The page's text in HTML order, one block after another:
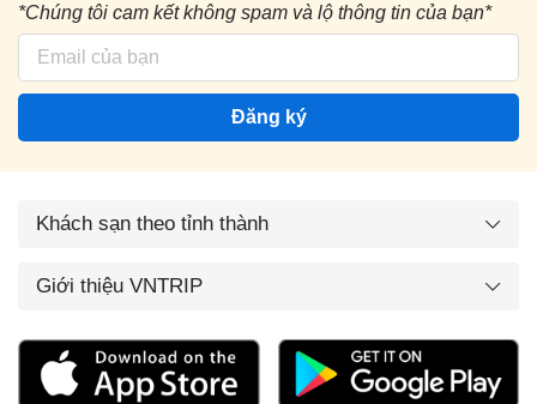
*Chúng tôi cam kết không spam và lộ thông tin của bạn*
Đăng ký
Khách sạn theo tỉnh thành
Giới thiệu VNTRIP